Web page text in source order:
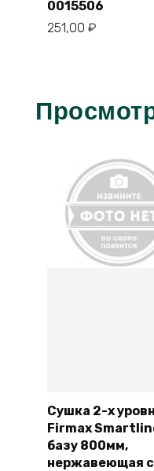
0015506
251,00 ₽
Подробнее
Сушка 2-х
Firmax
базу 800мм,
нержавеющая